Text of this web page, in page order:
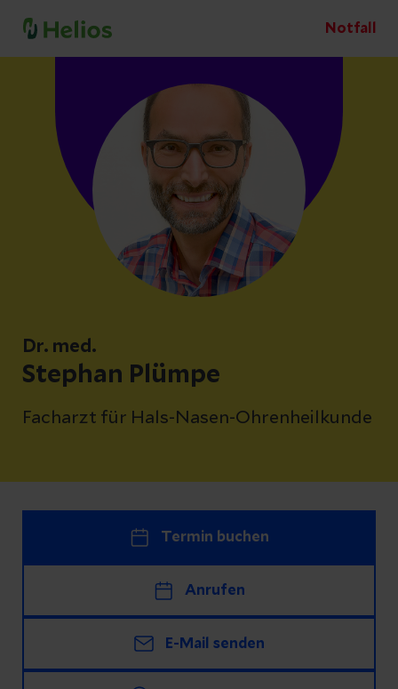
Notfall
Dr. med.
Stephan Plümpe
Facharzt für Hals-Nasen-Ohrenheilkunde
Termin buchen
Anrufen
E-Mail senden